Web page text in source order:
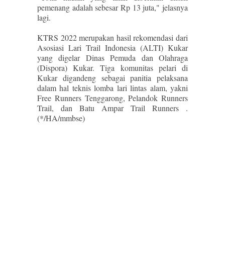
pemenang adalah sebesar Rp 13 juta," jelasnya
lagi.
KTRS 2022 merupakan hasil rekomendasi dari
Asosiasi Lari Trail Indonesia (ALTI) Kukar
yang digelar Dinas Pemuda dan Olahraga
(Dispora) Kukar. Tiga komunitas pelari di
Kukar digandeng sebagai panitia pelaksana
dalam hal teknis lomba lari lintas alam, yakni
Free Runners Tenggarong, Pelandok Runners
Trail, dan Batu Ampar Trail Runners .
(*/HA/mmbse)